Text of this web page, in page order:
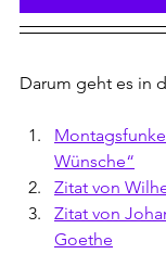
Darum geht es in
Wünsche“
Zitat von
Zitat von
Goethe